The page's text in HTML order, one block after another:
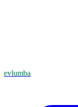
evlumba